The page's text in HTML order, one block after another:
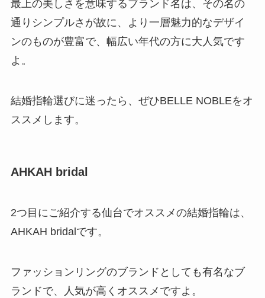
最上の美しさを意味するブランド名は、その名の
通りシンプルさが故に、より一層魅力的なデザイ
ンのものが豊富で、幅広い年代の方に大人気です
よ。
結婚指輪選びに迷ったら、ぜひBELLE NOBLEをオ
ススメします。
AHKAH bridal
2つ目にご紹介する仙台でオススメの結婚指輪は、
AHKAH bridalです。
ファッションリングのブランドとしても有名なブ
ランドで、人気が高くオススメですよ。